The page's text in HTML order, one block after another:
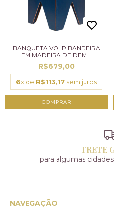
BANQUETA VOLP BANDEIRA
EM MADEIRA DE DEM...
R$679,00
6x de R$113,17 sem juros
FRETE
para algumas
NAVEGAÇÃO